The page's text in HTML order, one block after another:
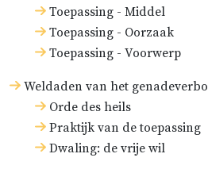
Toepassing - Middel
Toepassing - Oorzaak
Toepassing - Voorwerp
Weldaden van het
Orde des heils
Praktijk van de toepassing
Dwaling: de vrije wil